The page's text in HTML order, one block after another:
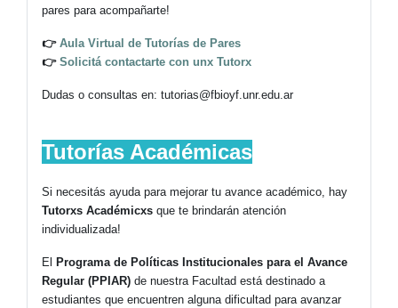
pares para acompañarte!
👉 Aula Virtual de Tutorías de Pares
👉 Solicitá contactarte con unx Tutorx
Dudas o consultas en: tutorias@fbioyf.unr.edu.ar
Tutorías Académicas
Si necesitás ayuda para mejorar tu avance académico, hay
Tutorxs Académicxs que te brindarán atención
individualizada!
El Programa de Políticas Institucionales para el Avance
Regular (PPIAR) de nuestra Facultad está destinado a
estudiantes que encuentren alguna dificultad para avanzar